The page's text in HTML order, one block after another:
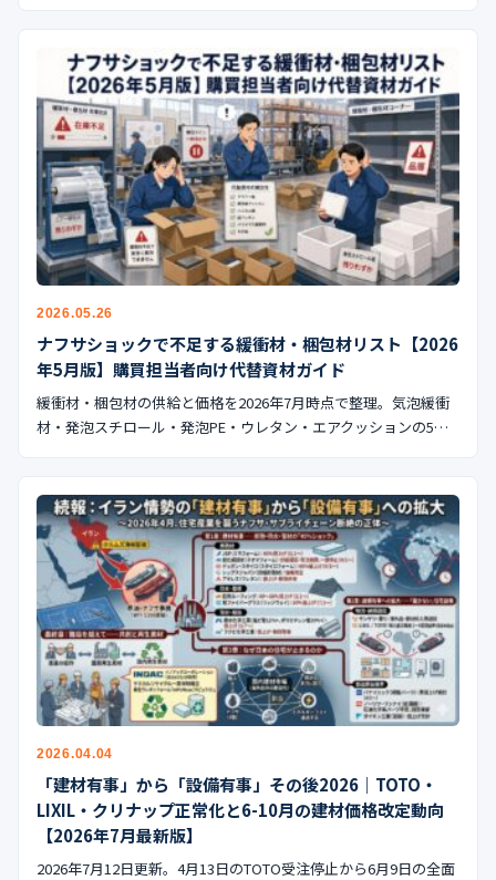
2026.05.26
ナフサショックで不足する緩衝材・梱包材リスト【2026
年5月版】購買担当者向け代替資材ガイド
緩衝材・梱包材の供給と価格を2026年7月時点で整理。気泡緩衝
材・発泡スチロール・発泡PE・ウレタン・エアクッションの5…
2026.04.04
「建材有事」から「設備有事」その後2026｜TOTO・
LIXIL・クリナップ正常化と6-10月の建材価格改定動向
【2026年7月最新版】
2026年7月12日更新。4月13日のTOTO受注停止から6月9日の全面